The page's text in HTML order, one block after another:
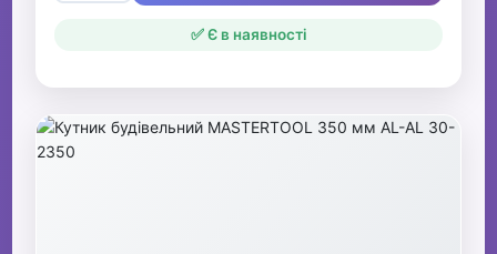
✅ Є в наявності